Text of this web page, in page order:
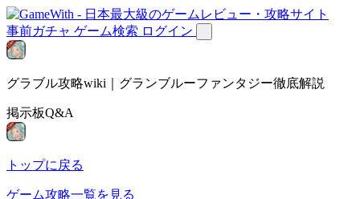
事前ガチャ ゲーム検索 ログイン
グラブル攻略wiki｜グランブルーファンタジー徹底解説
掲示板Q&A
トップに戻る
ゲーム攻略一覧を見る